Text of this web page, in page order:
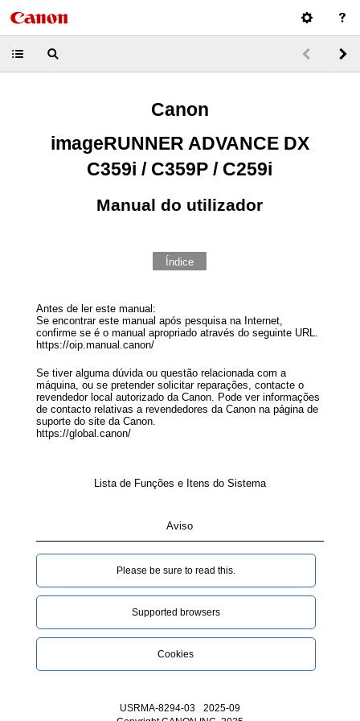
Canon
imageRUNNER ADVANCE DX
C359i / C359P / C259i
Manual do utilizador
Índice
Antes de ler este manual:
Se encontrar este manual após pesquisa na Internet,
confirme se é o manual apropriado através do seguinte URL.
https://oip.manual.canon/
Se tiver alguma dúvida ou questão relacionada com a
máquina, ou se pretender solicitar reparações, contacte o
revendedor local autorizado da Canon. Pode ver informações
de contacto relativas a revendedores da Canon na página de
suporte do site da Canon.
https://global.canon/
Lista de Funções e Itens do Sistema
Aviso
Please be sure to read this.‎
Supported browsers
Cookies
USRMA-8294-03
2025-09